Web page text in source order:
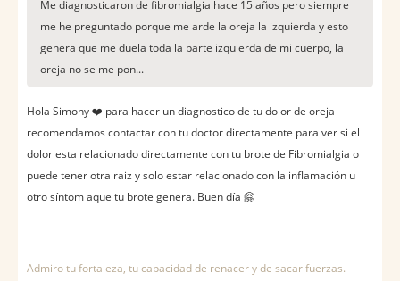
Me diagnosticaron de fibromialgia hace 15 años pero siempre
me he preguntado porque me arde la oreja la izquierda y esto
genera que me duela toda la parte izquierda de mi cuerpo, la
oreja no se me pon...
Hola Simony ❤️️ para hacer un diagnostico de tu dolor de oreja
recomendamos contactar con tu doctor directamente para ver si el
dolor esta relacionado directamente con tu brote de Fibromialgia o
puede tener otra raiz y solo estar relacionado con la inflamación u
otro síntom aque tu brote genera. Buen día 🤗
Admiro tu fortaleza, tu capacidad de renacer y de sacar fuerzas.